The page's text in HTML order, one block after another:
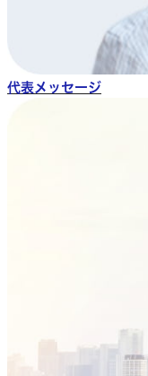
代表メッセージ